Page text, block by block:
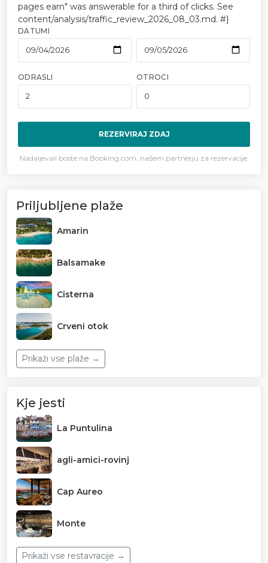
pages earn" was answerable for a third of clicks. See
content/analysis/traffic_review_2026_08_03.md. #}
DATUMI
ODRASLI OTROCI
REZERVIRAJ ZDAJ
Nadaljevali boste na Booking.com, našem partnerju za rezervacije.
Priljubljene plaže
Amarin
Balsamake
Cisterna
Crveni otok
Prikaži vse plaže →
Kje jesti
La Puntulina
agli-amici-rovinj
Cap Aureo
Monte
Prikaži vse restavracije →